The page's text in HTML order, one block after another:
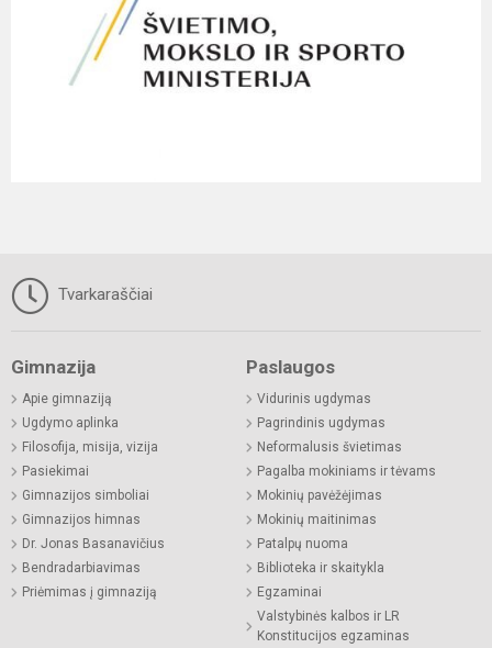
Tvarkaraščiai
Gimnazija
Apie gimnaziją
Ugdymo aplinka
Filosofija, misija, vizija
Pasiekimai
Gimnazijos simboliai
Gimnazijos himnas
Dr. Jonas Basanavičius
Bendradarbiavimas
Priėmimas į gimnaziją
Paslaugos
Vidurinis ugdymas
Pagrindinis ugdymas
Neformalusis švietimas
Pagalba mokiniams ir tėvams
Mokinių pavėžėjimas
Mokinių maitinimas
Patalpų nuoma
Biblioteka ir skaitykla
Egzaminai
Valstybinės kalbos ir LR
Konstitucijos egzaminas